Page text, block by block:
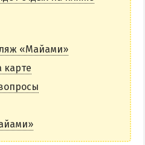
озера
«Майами»
карте